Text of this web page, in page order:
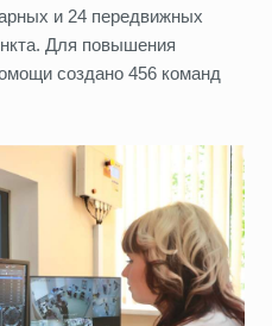
и 24 передвижных
Для повышения
создано 456 команд